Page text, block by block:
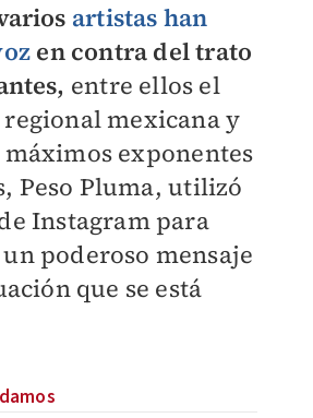
artistas han
en contra del trato
entre ellos el
mexicana y
exponentes
Peso Pluma, utilizó
Instagram para
poderoso mensaje
que se está